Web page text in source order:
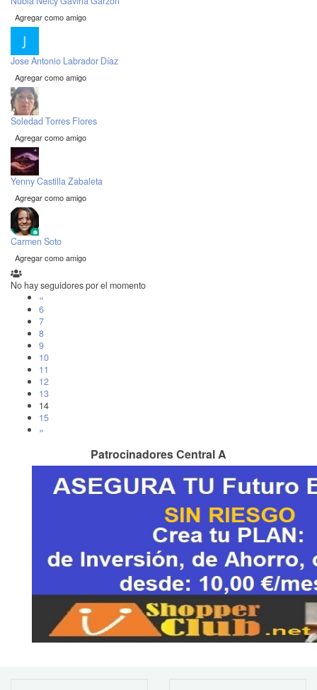
Agregar como amigo
Jose Antonio Labrador Díaz
Agregar como amigo
Soledad Torres Flores
Agregar como amigo
Yenny Castilla Zabaleta
Agregar como amigo
Carmen Soto
Agregar como amigo
No hay seguidores por el momento
«
6
7
8
9
10
11
12
13
14
15
»
Patrocinadores Central A